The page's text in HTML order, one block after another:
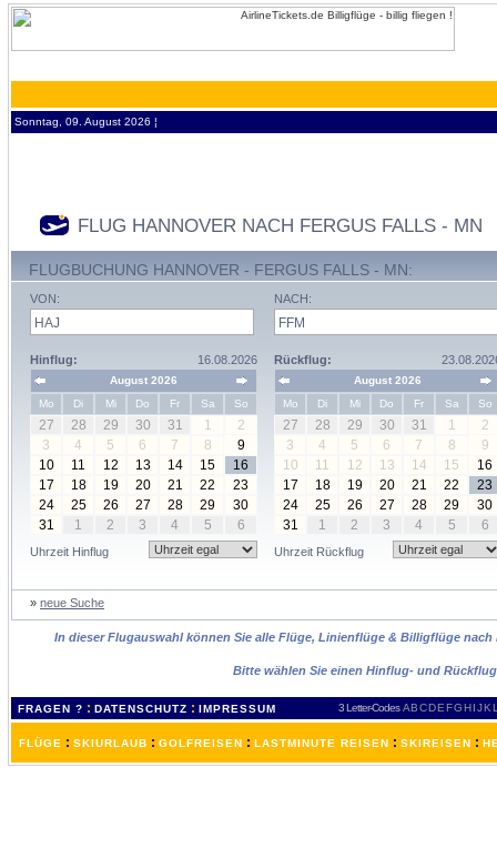
Sonntag, 09. August 2026 ¦
FLUG HANNOVER NACH FERGUS FALLS - MN
FLUGBUCHUNG HANNOVER - FERGUS FALLS - MN:
VON:
Hinflug: 16.08.2026
August 2026
Mo
Di Mi Do Fr Sa So
27 28 29 30 31 1
2
3
4 5 6 7 8
9
10
11 12 13 14 15
16
17
18 19 20 21 22
23
24
25 26 27 28 29
30
31
1 2 3 4 5 6
Uhrzeit Hinflug
NACH:
Rückflug:
August 2026
Mo
Di Mi Do Fr Sa So
27 28 29 30 31 1
2
3
4 5 6 7 8
9
10
11 12 13 14 15
16
17
18 19 20 21 22
23
24
25 26 27 28 29
30
31
1 2 3 4 5 6
Uhrzeit Rückflug
» neue Suche
In dieser Flugauswahl können Sie alle Flüge, Linienflüge & Billigflüge
Bitte wählen Sie einen Hinflug- und
FRAGEN ? : DATENSCHUTZ : IMPRESSUM 3 Letter-Codes ABCDEFGH IJKL
FLÜGE : SKIURLAUB : GOLFREISEN : LASTMINUTE REISEN : SKIREISEN :